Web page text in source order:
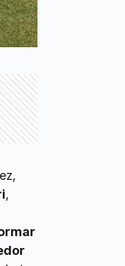
,